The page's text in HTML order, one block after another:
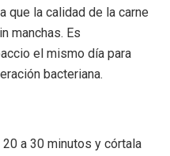
que la calidad de la carne
manchas. Es
el mismo día para
bacteriana.
20 a 30 minutos y córtala